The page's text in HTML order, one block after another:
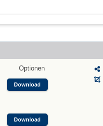
Optionen
Download
Download